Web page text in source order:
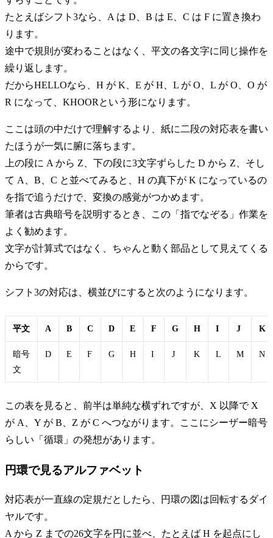
たとえばシフト3なら、A は D、B は E、C は F に置き換わ
ります。
途中で規則が変わることはなく、平文の各文字に同じ操作を
繰り返します。
だからHELLOなら、H が K、E が H、L が O、L が O、O が
R になって、KHOORという形になります。
ここは頭の中だけで理解するより、紙に二段の対応表を書い
たほうが一気に腑に落ちます。
上の段に A から Z、下の段に3文字ずらした D から Z、そし
て A、B、C と並べてみると、H の真下が K になっているの
を指で追うだけで、変換の感覚がつかめます。
筆者は古典暗号を説明するとき、この「指でなぞる」作業を
よく勧めます。
文字が計算式ではなく、ちゃんと動く部品として見えてくる
からです。
シフト3の対応は、横並びにすると次のようになります。
平文 A B C D E F G H I J K
暗号
文
D E F G H I J K L M N
この表を見ると、前半は単純な横ずれですが、X 以降で X
が A、Y が B、Z が C へつながります。ここにシーザー暗号
らしい「循環」の発想があります。
円環で見るアルファベット
対応表が一直線の定規だとしたら、円環の図は回転するダイ
ヤルです。
A から Z までの26文字を円に並べ、たとえば H を起点にし